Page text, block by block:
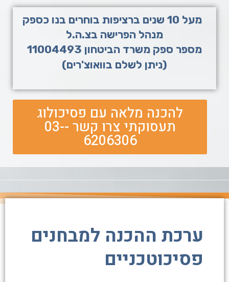
מעל 10 שנים ברציפות בוחרים בנו כספק
מנהל הפרישה בצ.ה.ל
מספר ספק משרד הביטחון 11004493
(ניתן לשלם בוואוצ'רים)
להכנה מלאה עם פסיכולוג
תעסוקתי צרו קשר -03-
6206306
ערכת ההכנה למבחנים
פסיכוטכניים